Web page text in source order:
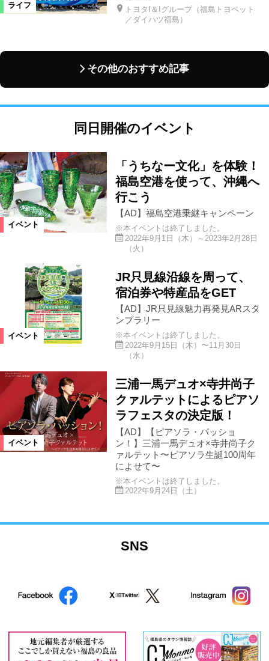
ライフ
トヨタI＆Iグループ（福島トヨペット
／ダイハツ福島）
その他のおすすめ記事
同日開催のイベント
イベント
「うちなー文化」を体験！
福島空港を使って、沖縄へ
行こう
【AD】福島空港乗継キャンペーン
※本イベントは終了しました。
2022年9月1日（木）～2023年2月28日
（火）
イベント
JR只見線沿線を周って、
宿泊券や特産品をGET
【AD】JR只見線魅力再発見ARスタ
ンプラリー
※本イベントは終了しました。
2022年9月15日（木）〜11月30日
（水）
イベント
三浦一馬デュオ×寺井尚子
クァルテットによるピアソ
ラフェスタの決定版！
【AD】【ピアソラ・パッショ
ン！】三浦一馬デュオ×寺井尚子ク
ァルテット〜ピアソラ生誕100周年
によせて〜
※本イベントは終了しました。
2022年9月24日（土）
SNS